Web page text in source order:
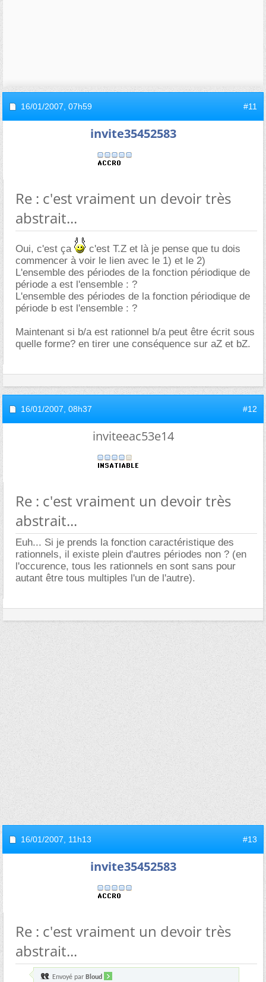
16/01/2007, 07h59 #11
invite35452583
Re : c'est vraiment un devoir très
abstrait...
Oui, c'est ça
c'est T.Z et là je pense que tu dois
commencer à voir le lien avec le 1) et le 2)
L'ensemble des périodes de la fonction périodique de
période a est l'ensemble : ?
L'ensemble des périodes de la fonction périodique de
période b est l'ensemble : ?
Maintenant si b/a est rationnel b/a peut être écrit sous
quelle forme? en tirer une conséquence sur aZ et bZ.
16/01/2007, 08h37 #12
inviteeac53e14
Re : c'est vraiment un devoir très
abstrait...
Euh... Si je prends la fonction caractéristique des
rationnels, il existe plein d'autres périodes non ? (en
l'occurence, tous les rationnels en sont sans pour
autant être tous multiples l'un de l'autre).
16/01/2007, 11h13 #13
invite35452583
Re : c'est vraiment un devoir très
abstrait...
Envoyé par Bloud